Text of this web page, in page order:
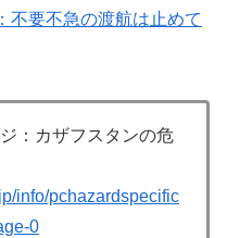
不要不急の渡航は止めて
：カザフスタンの危
info/pchazardspecific
0